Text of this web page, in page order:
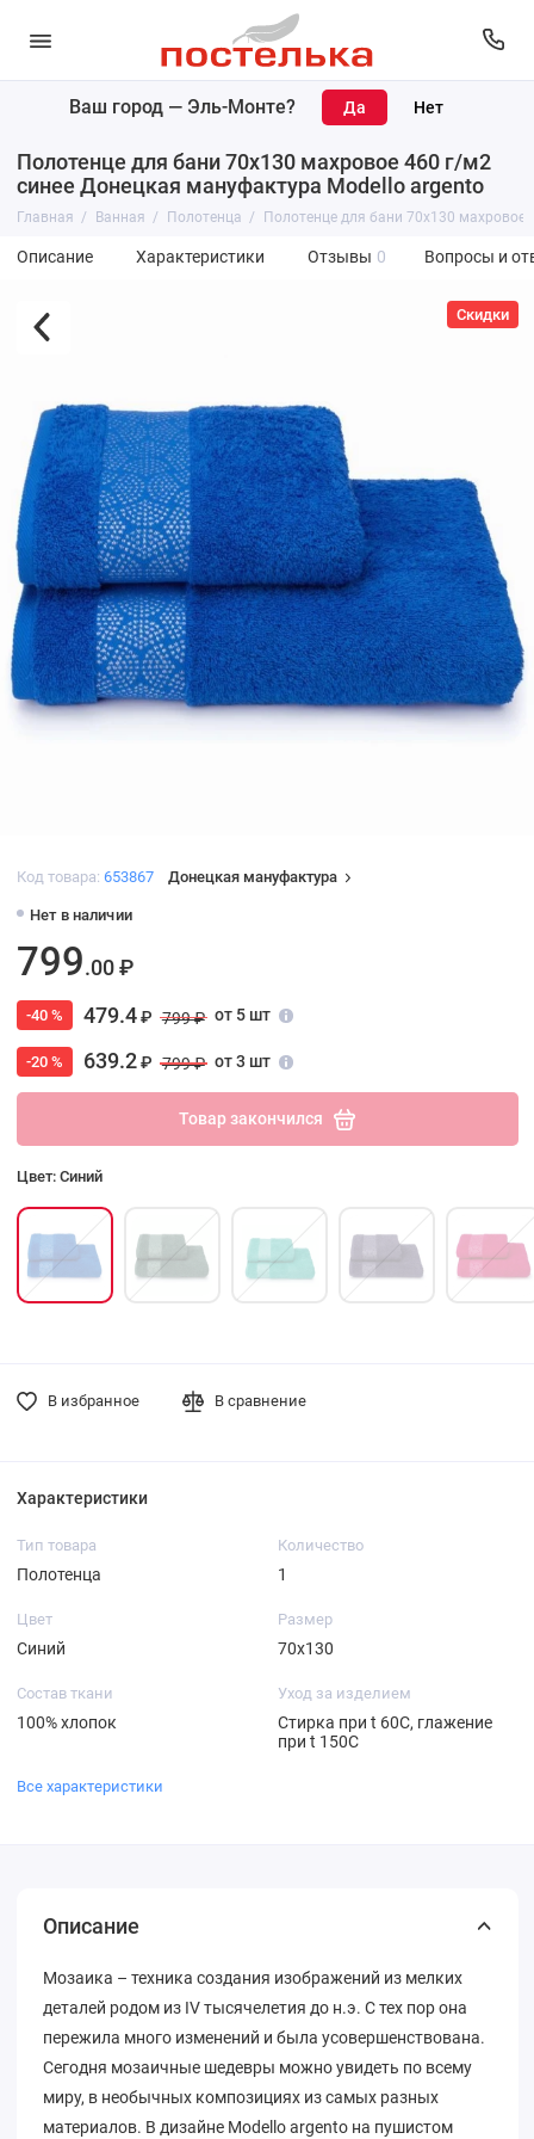
Ваш город — Эль-Монте?
Полотенце для бани 70х130 махровое 460 г/м2
синее Донецкая мануфактура Modello argento
Главная Ванная Полотенца Полотенце для бани 70х130
Описание Характеристики Отзывы 0 Вопросы и
Скидки
Код товара: 653867 Донецкая мануфактура
Нет в наличии
799.00 ₽
-40 % 479.4₽ 799 ₽ от 5 шт
-20 % 639.2₽ 799 ₽ от 3 шт
Товар закончился
Цвет: Синий
В избранное В сравнение
Характеристики
Тип товара
Полотенца
Количество
1
Цвет
Синий
Размер
70х130
Состав ткани
100% хлопок
Уход за изделием
Стирка при t 60С, глажение
при t 150C
Все характеристики
Описание
Мозаика – техника создания изображений из мелких
деталей родом из IV тысячелетия до н.э. С тех пор она
пережила много изменений и была усовершенствована.
Сегодня мозаичные шедевры можно увидеть по всему
миру, в необычных композициях из самых разных
материалов. В дизайне Modello argento на пушистом